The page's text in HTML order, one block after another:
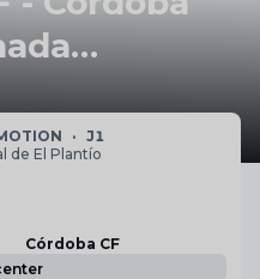
· J1
de El Plantío
Córdoba CF